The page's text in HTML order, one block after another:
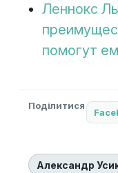
Леннокс
помогут
Поділитися
Александр